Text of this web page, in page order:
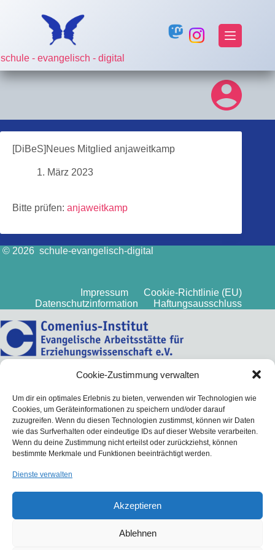
Cookie-Zustimmung verwalten
Um dir ein optimales Erlebnis zu bieten, verwenden wir Technologien wie
Cookies, um Geräteinformationen zu speichern und/oder darauf
zuzugreifen. Wenn du diesen Technologien zustimmst, können wir Daten
wie das Surfverhalten oder eindeutige IDs auf dieser Website verarbeiten.
Wenn du deine Zustimmung nicht erteilst oder zurückziehst, können
bestimmte Merkmale und Funktionen beeinträchtigt werden.
Dienste verwalten
Akzeptieren
Ablehnen
schule - evangelisch - digital
[DiBeS]Neues Mitglied anjaweitkamp
1. März 2023
Bitte prüfen: anjaweitkamp
© 2026 schule-evangelisch-digital
Impressum
Cookie-Richtlinie (EU)
Datenschutzinformation
Haftungsausschluss